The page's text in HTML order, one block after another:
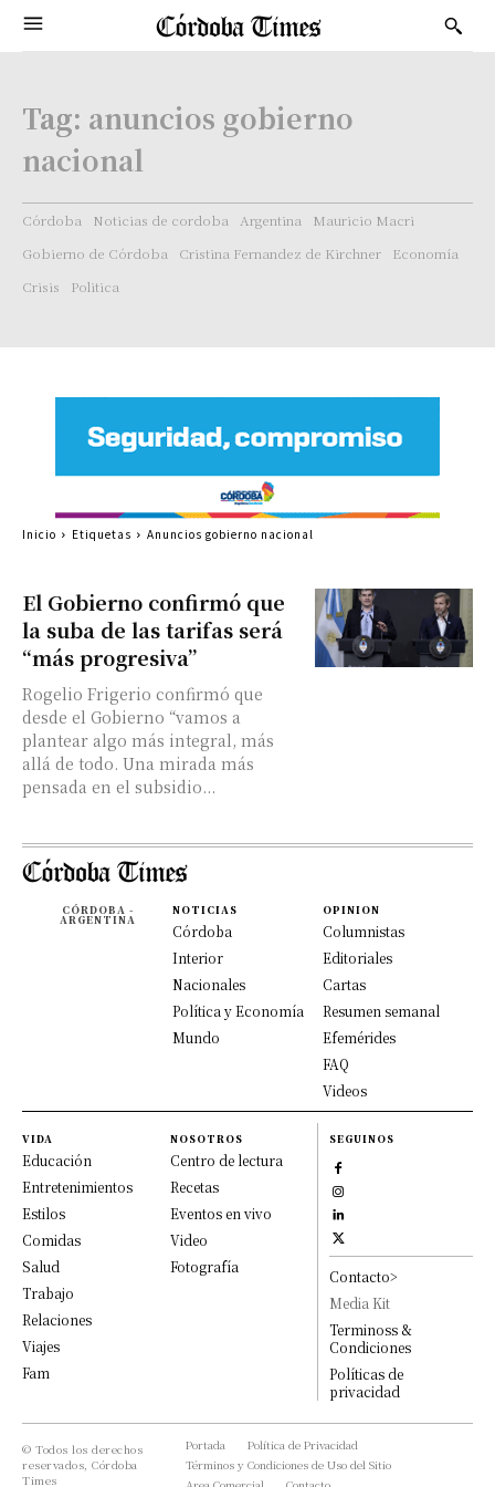
Tag: anuncios gobierno
nacional
Córdoba Noticias de cordoba Argentina
Mauricio Macri
Gobierno de Córdoba
Cristina Fernandez de Kirchner
Economía
Crisis
Politica
El Gobierno confirmó que
la suba de las tarifas será
“más progresiva”
Rogelio Frigerio confirmó que
desde el Gobierno “vamos a
plantear algo más integral, más
allá de todo. Una mirada más
pensada en el subsidio...
Inicio Etiquetas Anuncios gobierno nacional
CÓRDOBA -
ARGENTINA
NOTICIAS
Córdoba
Interior
Nacionales
Política y Economía
Mundo
OPINION
Columnistas
Editoriales
Cartas
Resumen semanal
Efemérides
FAQ
Videos
VIDA
Educación
Entretenimientos
Estilos
Comidas
Salud
Trabajo
Relaciones
Viajes
Fam
NOSOTROS
Centro de lectura
Recetas
Eventos en vivo
Video
Fotografía
SEGUINOS
Contacto>
Media Kit
Terminoss &
Condiciones
Políticas de
privacidad
© Todos los derechos
reservados, Córdoba
Times
Portada
Política de Privacidad
Términos y Condiciones de Uso del Sitio